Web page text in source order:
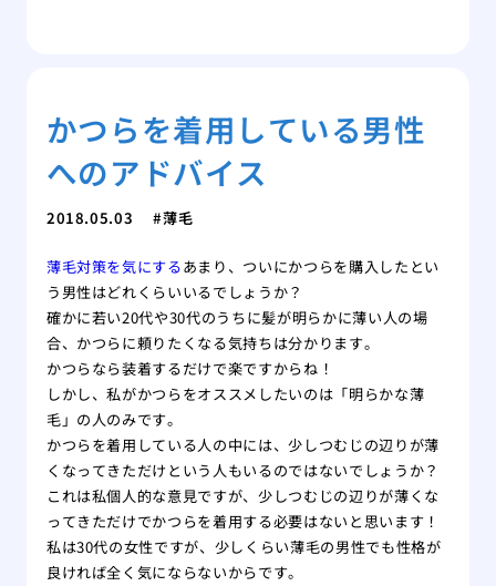
かつらを着用している男性
へのアドバイス
2018.05.03 薄毛
薄毛対策を気にするあまり、ついにかつらを購入したとい
う男性はどれくらいいるでしょうか？
確かに若い20代や30代のうちに髪が明らかに薄い人の場
合、かつらに頼りたくなる気持ちは分かります。
かつらなら装着するだけで楽ですからね！
しかし、私がかつらをオススメしたいのは「明らかな薄
毛」の人のみです。
かつらを着用している人の中には、少しつむじの辺りが薄
くなってきただけという人もいるのではないでしょうか？
これは私個人的な意見ですが、少しつむじの辺りが薄くな
ってきただけでかつらを着用する必要はないと思います！
私は30代の女性ですが、少しくらい薄毛の男性でも性格が
良ければ全く気にならないからです。